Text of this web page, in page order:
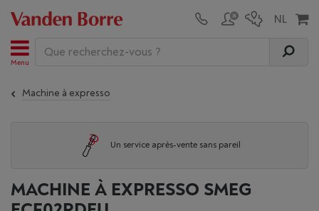
Menu
Machine à expresso
Un service après-vente sans pareil
MACHINE À EXPRESSO SMEG